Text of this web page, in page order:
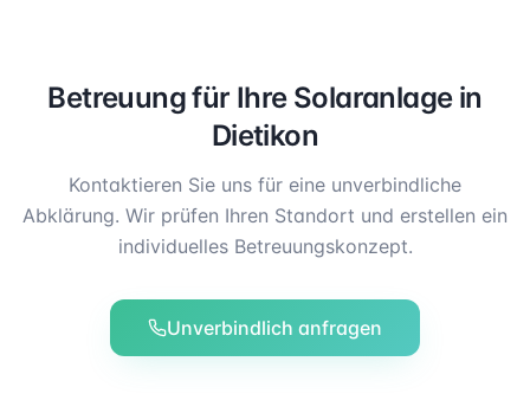
Betreuung für Ihre Solaranlage in
Dietikon
Kontaktieren Sie uns für eine unverbindliche
Abklärung. Wir prüfen Ihren Standort und erstellen ein
individuelles Betreuungskonzept.
Unverbindlich anfragen